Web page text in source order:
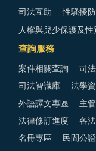
司法互助 性騷擾
人權與兒少保護及
查詢服務
案件相關查詢 司
司法智識庫 法學
外語譯文專區 主
法律修訂進度 各
名冊專區 民間公